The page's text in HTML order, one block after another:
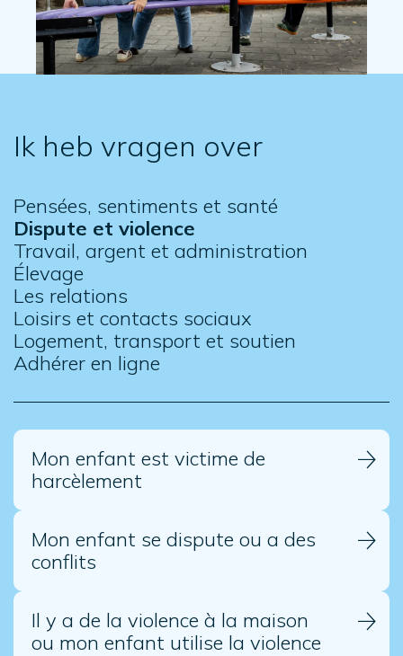
Ik heb vragen over
Pensées, sentiments et santé
Dispute et violence
Travail, argent et administration
Élevage
Les relations
Loisirs et contacts sociaux
Logement, transport et soutien
Adhérer en ligne
Mon enfant est victime de
harcèlement
Mon enfant se dispute ou a des
conflits
Il y a de la violence à la maison
ou mon enfant utilise la violence